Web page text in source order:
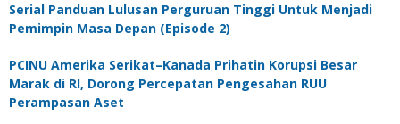
Serial Panduan Lulusan Perguruan Tinggi Untuk Menjadi
Pemimpin Masa Depan (Episode 2)
PCINU Amerika Serikat–Kanada Prihatin Korupsi Besar
Marak di RI, Dorong Percepatan Pengesahan RUU
Perampasan Aset